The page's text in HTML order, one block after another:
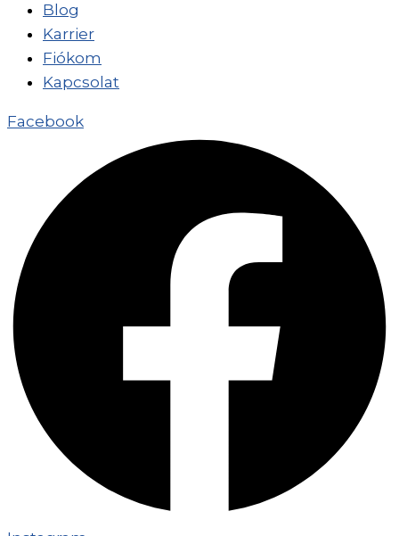
Blog
Karrier
Fiókom
Kapcsolat
Facebook